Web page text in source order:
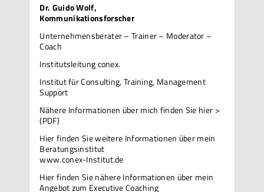
Dr. Guido Wolf,
Kommunikationsforscher
Unternehmensberater – Trainer – Moderator –
Coach
Institutsleitung conex.
Institut für Consulting, Training, Management
Support
Nähere Informationen über mich finden Sie hier >
(PDF)
Hier finden Sie weitere Informationen über mein
Beratungsinstitut
www.conex-Institut.de
Hier finden Sie nähere Informationen über mein
Angebot zum Executive Coaching